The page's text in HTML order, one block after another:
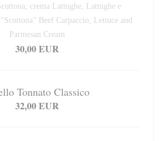
crema Lattughe, Lattughe e
Beef Carpaccio, Lettuce and
Parmesan Cream
30,00 EUR
Tonnato Classico
32,00 EUR